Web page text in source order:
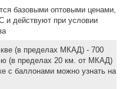
базовыми оптовыми ценами,
и действуют при условии
(в пределах МКАД) - 700
(в пределах 20 км. от МКАД)
с баллонами можно узнать на